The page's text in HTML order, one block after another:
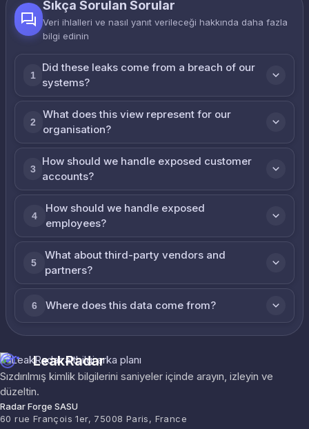
Sıkça Sorulan Sorular
Veri ihlalleri ve nasıl yanıt verileceği hakkında daha fazla
bilgi edinin
1
Did these leaks come from a breach of our
systems?
2
What does this view represent for our
organisation?
3
How should we handle exposed customer
accounts?
4
How should we handle exposed
employees?
5
What about third-party vendors and
partners?
6 Where does this data come from?
LeakRadar
Sızdırılmış kimlik bilgilerini saniyeler içinde arayın, izleyin ve
düzeltin.
Radar Forge SASU
60 rue François 1er, 75008 Paris, France